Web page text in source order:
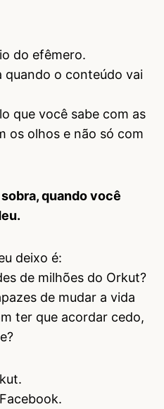
do efêmero.
quando o conteúdo vai
que você sabe com as
os olhos e não só com
quando você
deixo é:
de milhões do Orkut?
de mudar a vida
ter que acordar cedo,